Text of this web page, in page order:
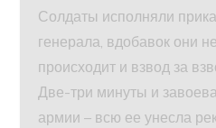
Солдаты исполняли
генерала, вдобавок они
происходит и взвод за
Две-три минуты и
армии – всю ее унесла